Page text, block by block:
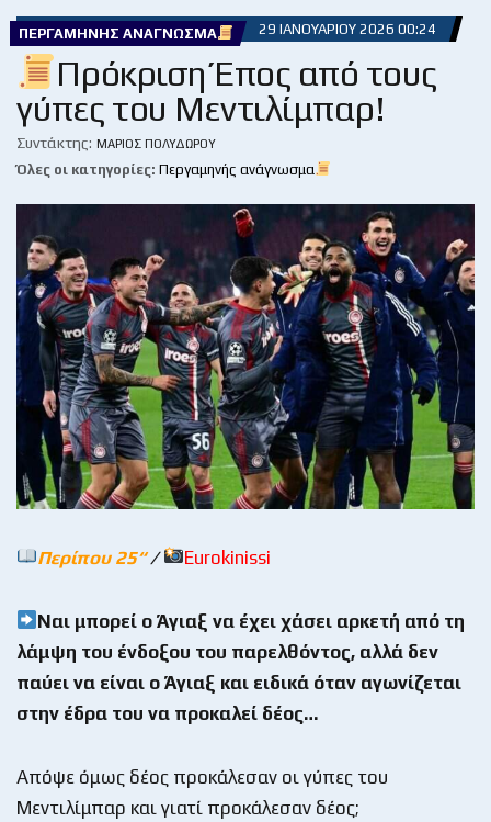
ΠΕΡΓΑΜΗΝΉΣ ΑΝΆΓΝΩΣΜΑ 29 ΙΑΝΟΥΑΡΊΟΥ 2026 00:24
Πρόκριση Έπος από τους
γύπες του Μεντιλίμπαρ!
Συντάκτης: ΜΆΡΙΟΣ ΠΟΛΥΔΏΡΟΥ
Όλες οι κατηγορίες: Περγαμηνής ανάγνωσμα
Περίπου 25“/ Eurokinissi
Ναι μπορεί ο Άγιαξ να έχει χάσει αρκετή από τη
λάμψη του ένδοξου του παρελθόντος, αλλά δεν
παύει να είναι ο Άγιαξ και ειδικά όταν αγωνίζεται
στην έδρα του να προκαλεί δέος…
Απόψε όμως δέος προκάλεσαν οι γύπες του
Μεντιλίμπαρ και γιατί προκάλεσαν δέος;